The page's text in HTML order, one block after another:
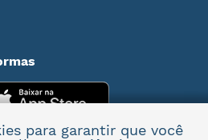
para garantir que você